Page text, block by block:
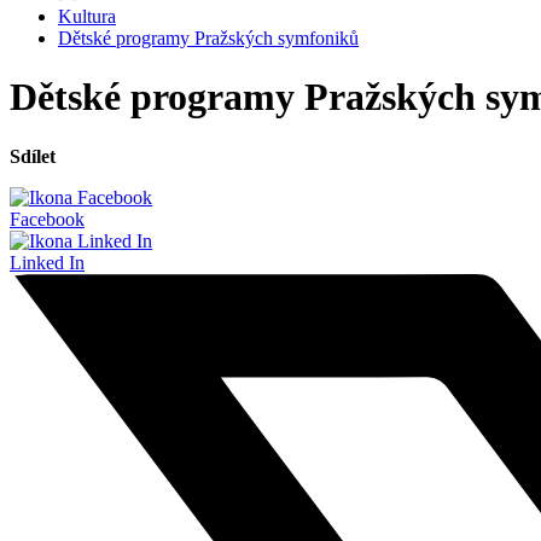
Kultura
Dětské programy Pražských symfoniků
Dětské programy Pražských
Sdílet
Facebook
Linked In